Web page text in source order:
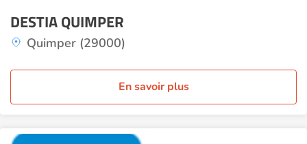
DESTIA QUIMPER
Quimper (29000)
En savoir plus